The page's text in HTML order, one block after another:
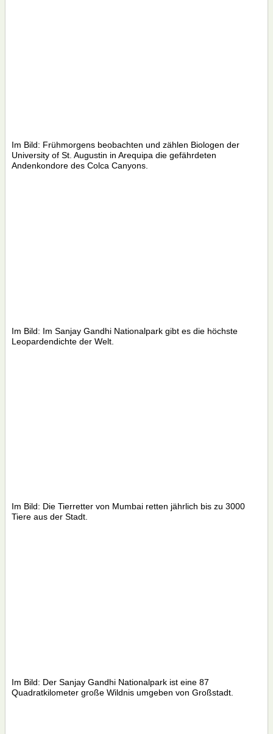
Im Bild: Frühmorgens beobachten und zählen Biologen der
University of St. Augustin in Arequipa die gefährdeten
Andenkondore des Colca Canyons.
Im Bild: Im Sanjay Gandhi Nationalpark gibt es die höchste
Leopardendichte der Welt.
Im Bild: Die Tierretter von Mumbai retten jährlich bis zu 3000
Tiere aus der Stadt.
Im Bild: Der Sanjay Gandhi Nationalpark ist eine 87
Quadratkilometer große Wildnis umgeben von Großstadt.